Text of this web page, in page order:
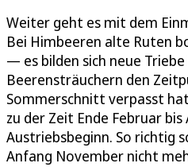
Weiter geht es mit dem
Bei Himbeeren alte Ruten
— es bilden sich neue
Beerensträuchern den
Sommerschnitt verpasst
zu der Zeit Ende Februar
Austriebsbeginn. So richtig
Anfang November nicht